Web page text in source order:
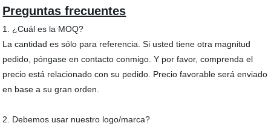
Preguntas frecuentes
1. ¿Cuál es la MOQ?
La cantidad es sólo para referencia. Si usted tiene otra magnitud
pedido, póngase en contacto conmigo. Y por favor, comprenda el
precio está relacionado con su pedido. Precio favorable será enviado
en base a su gran orden.
2. Debemos usar nuestro logo/marca?